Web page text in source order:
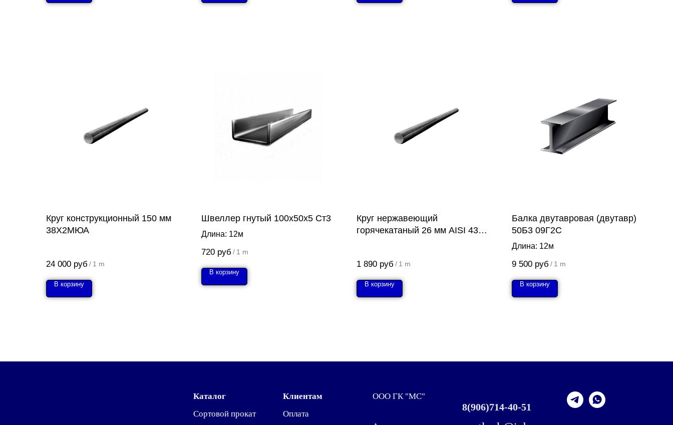
Круг конструкционный 150 мм
38Х2МЮА
24 000 руб / 1 m
В корзину
Швеллер гнутый 100x50x5 Ст3
Длина: 12м
720 руб / 1 m
В корзину
Круг нержавеющий
горячекатаный 26 мм AISI 431
1 890 руб / 1 m
В корзину
Балка двутавровая (двутавр)
50Б3 09Г2С
Длина: 12м
9 500 руб / 1 m
В корзину
Каталог
Сортовой прокат
Клиентам
Оплата
ООО ГК "МС"
8(906)714-40-51